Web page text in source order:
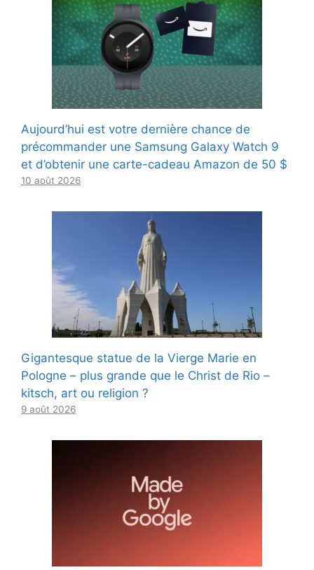
Aujourd’hui est votre dernière chance de
précommander une Samsung Galaxy Watch 9
et d’obtenir une carte-cadeau Amazon de 50 $
10 août 2026
Gigantesque statue de la Vierge Marie en
Pologne – plus grande que le Christ de Rio –
kitsch, art ou religion ?
9 août 2026